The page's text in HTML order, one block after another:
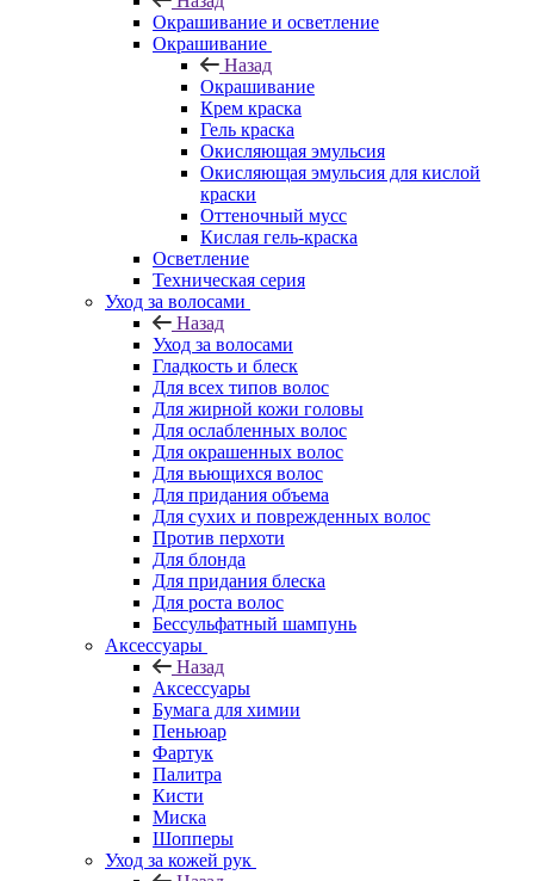
Окрашивание и осветление
Окрашивание
Назад
Окрашивание
Крем краска
Гель краска
Окисляющая эмульсия
Окисляющая эмульсия для кислой
краски
Оттеночный мусс
Кислая гель-краска
Осветление
Техническая серия
Уход за волосами
Назад
Уход за волосами
Гладкость и блеск
Для всех типов волос
Для жирной кожи головы
Для ослабленных волос
Для окрашенных волос
Для вьющихся волос
Для придания объема
Для сухих и поврежденных волос
Против перхоти
Для блонда
Для придания блеска
Для роста волос
Бессульфатный шампунь
Аксессуары
Назад
Аксессуары
Бумага для химии
Пеньюар
Фартук
Палитра
Кисти
Миска
Шопперы
Уход за кожей рук